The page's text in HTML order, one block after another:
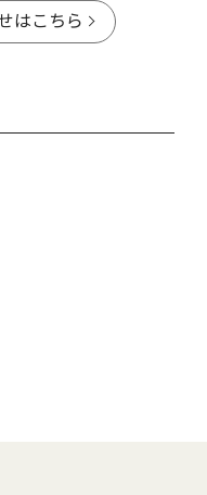
はこちら